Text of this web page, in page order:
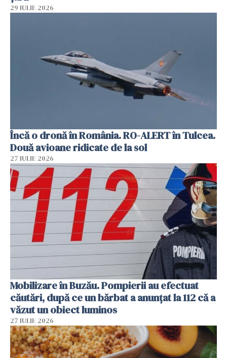
29 IULIE 2026
Încă o dronă în România. RO-ALERT în Tulcea.
Două avioane ridicate de la sol
27 IULIE 2026
Mobilizare în Buzău. Pompierii au efectuat
căutări, după ce un bărbat a anunțat la 112 că a
văzut un obiect luminos
27 IULIE 2026